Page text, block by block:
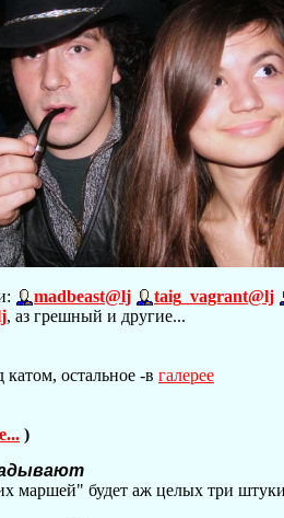
madbeast@lj
taig_vagrant@lj
, аз грешный и другие...
катом, остальное -в галерее
)
маршей" будет аж целых три